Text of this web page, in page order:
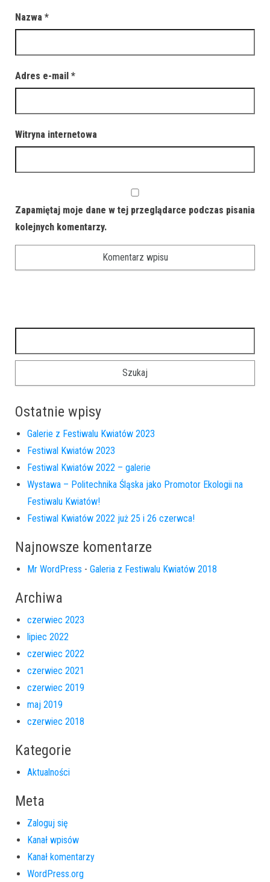
Nazwa *
Adres e-mail *
Witryna internetowa
Zapamiętaj moje dane w tej przeglądarce podczas pisania
kolejnych komentarzy.
Ostatnie wpisy
Galerie z Festiwalu Kwiatów 2023
Festiwal Kwiatów 2023
Festiwal Kwiatów 2022 – galerie
Wystawa – Politechnika Śląska jako Promotor Ekologii na
Festiwalu Kwiatów!
Festiwal Kwiatów 2022 już 25 i 26 czerwca!
Najnowsze komentarze
Mr WordPress - Galeria z Festiwalu Kwiatów 2018
Archiwa
czerwiec 2023
lipiec 2022
czerwiec 2022
czerwiec 2021
czerwiec 2019
maj 2019
czerwiec 2018
Kategorie
Aktualności
Meta
Zaloguj się
Kanał wpisów
Kanał komentarzy
WordPress.org